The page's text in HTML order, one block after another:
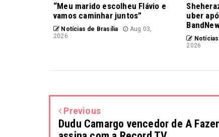
“Meu marido escolheu Flávio e
vamos caminhar juntos”
Notícias de Brasília
Aug 03,
2026
uber
2026
Previous
Dudu Camargo vencedor de A